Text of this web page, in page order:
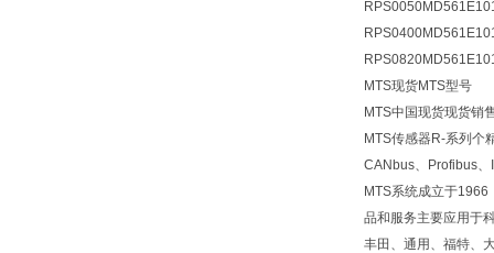
MTS现货MTS型号
MTS中国现货现货销
MTS传感器R-系列个
CANbus、Profibus、
MTS系统成立于
品和服务主要应用于
丰田、通用、福特、